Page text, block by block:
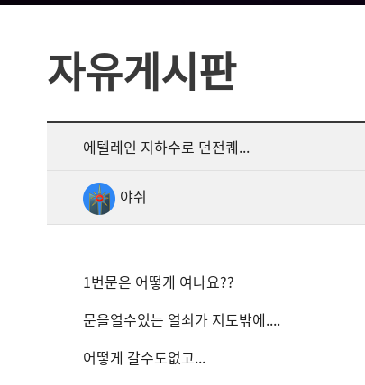
자유게시판
에텔레인 지하수로 던전퀘...
야쉬
1번문은 어떻게 여나요??
문을열수있는 열쇠가 지도밖에....
어떻게 갈수도없고...